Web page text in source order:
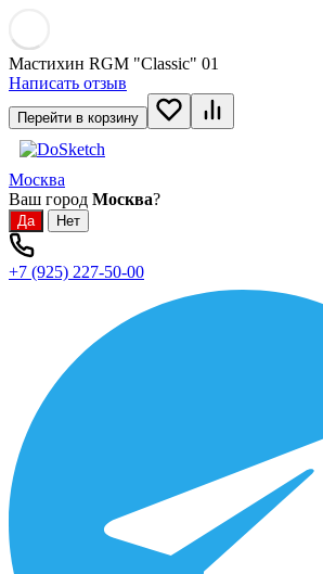
Мастихин RGM "Classic" 01
Написать отзыв
Перейти в корзину
Москва
Ваш город Москва?
+7 (925) 227-50-00